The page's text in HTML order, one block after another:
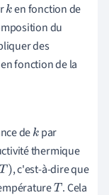
ken fonction de
du
des
fonction de la
dek par
thermique
) , c'est-à-dire que
T . Cela